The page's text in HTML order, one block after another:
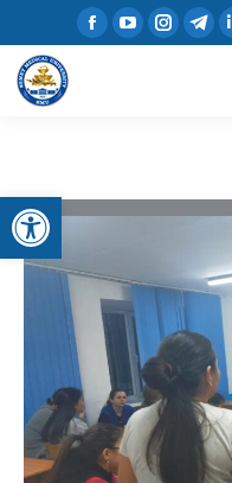
Open toolbar